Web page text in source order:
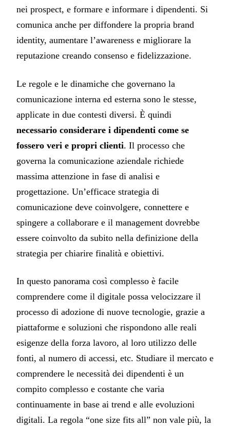
nei prospect, e formare e informare i dipendenti. Si
comunica anche per diffondere la propria brand
identity, aumentare l’awareness e migliorare la
reputazione creando consenso e fidelizzazione.
Le regole e le dinamiche che governano la
comunicazione interna ed esterna sono le stesse,
applicate in due contesti diversi. È quindi
necessario considerare i dipendenti come se
fossero veri e propri clienti. Il processo che
governa la comunicazione aziendale richiede
massima attenzione in fase di analisi e
progettazione. Un’efficace strategia di
comunicazione deve coinvolgere, connettere e
spingere a collaborare e il management dovrebbe
essere coinvolto da subito nella definizione della
strategia per chiarire finalità e obiettivi.
In questo panorama così complesso è facile
comprendere come il digitale possa velocizzare il
processo di adozione di nuove tecnologie, grazie a
piattaforme e soluzioni che rispondono alle reali
esigenze della forza lavoro, al loro utilizzo delle
fonti, al numero di accessi, etc. Studiare il mercato e
comprendere le necessità dei dipendenti è un
compito complesso e costante che varia
continuamente in base ai trend e alle evoluzioni
digitali. La regola “one size fits all” non vale più, la